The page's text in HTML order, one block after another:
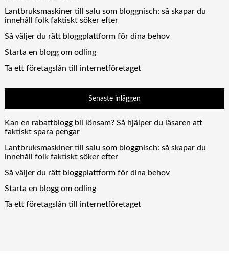
Lantbruksmaskiner till salu som bloggnisch: så skapar du
innehåll folk faktiskt söker efter
Så väljer du rätt bloggplattform för dina behov
Starta en blogg om odling
Ta ett företagslån till internetföretaget
Senaste inläggen
Kan en rabattblogg bli lönsam? Så hjälper du läsaren att
faktiskt spara pengar
Lantbruksmaskiner till salu som bloggnisch: så skapar du
innehåll folk faktiskt söker efter
Så väljer du rätt bloggplattform för dina behov
Starta en blogg om odling
Ta ett företagslån till internetföretaget